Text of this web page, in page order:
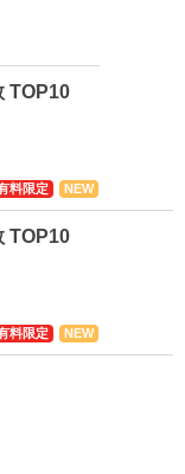
TOP10
料限定 NEW
TOP10
料限定 NEW